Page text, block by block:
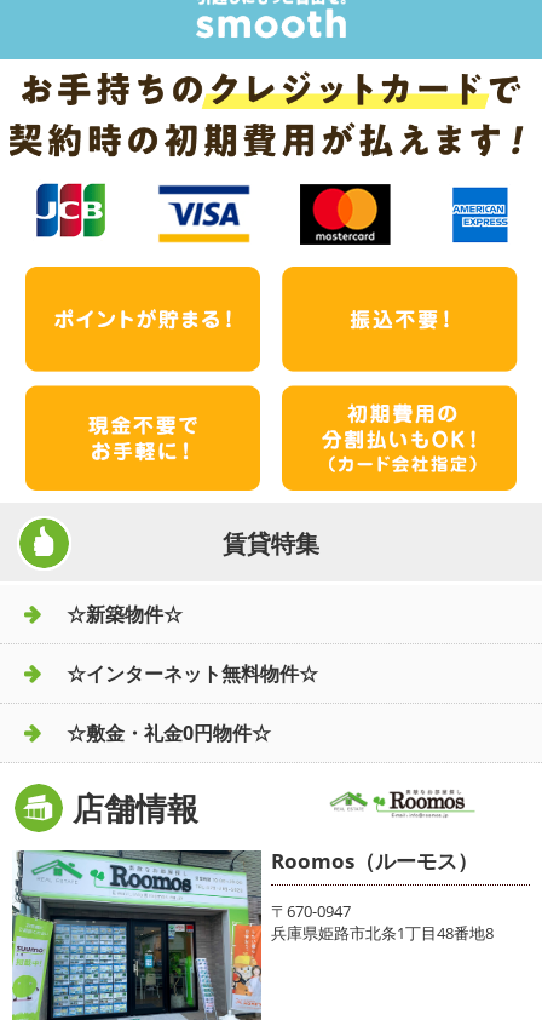
賃貸特集
☆新築物件☆
☆インターネット無料物件☆
☆敷金・礼金0円物件☆
店舗情報
Roomos（ルーモス）
〒670-0947
兵庫県姫路市北条1丁目48番地8